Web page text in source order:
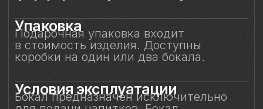
Особый уход
Фарфоровые цветы требуют
деликатного обращения:
не рекомендуется прикасаться
к декору руками или подвергать его
нагрузкам. Аккуратное обращение
безупречный вид и радовать вас своей
красотой. Не предназначен для нагрева
в микроволновой печи.